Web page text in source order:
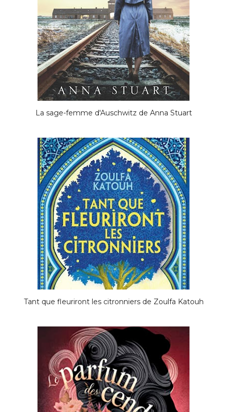
La sage-femme d'Auschwitz de Anna Stuart
Tant que fleuriront les citronniers de Zoulfa Katouh